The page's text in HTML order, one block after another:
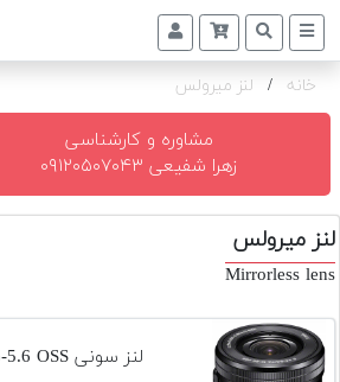
دوربین
و
تجهیزات
و
اکسسوری
دست
دوم
خانه / لنز میرولس
مشاوره و کارشناسی
زهرا شفیعی ۰۹۱۲۰۵۰۷۰۴۳
لنز میرولس
Mirrorless lens
لنز سونی E PZ 16-50mm f3.5-5.6 OSS